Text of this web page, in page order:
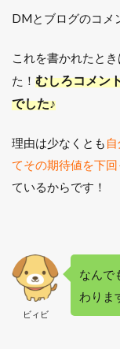
DMとブログのコメ
これを書かれたと
た！ むしろコメン
でした♪
理由は少なくとも
てその期待値を下
ているからです！
ビィビ
なんで
わりま